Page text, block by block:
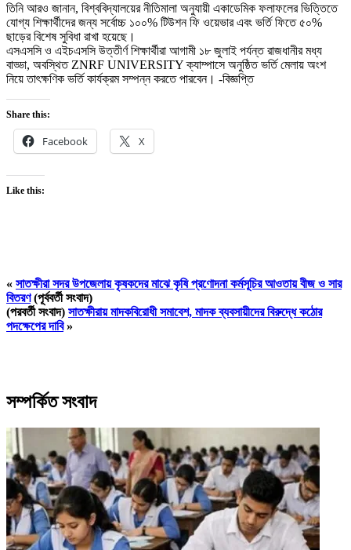
তিনি আরও জানান, বিশ্ববিদ্যালয়ের নীতিমালা অনুযায়ী একাডেমিক ফলাফলের ভিত্তিতে
যোগ্য শিক্ষার্থীদের জন্য সর্বোচ্চ ১০০% টিউশন ফি ওয়েভার এবং ভর্তি ফিতে ৫০%
ছাড়ের বিশেষ সুবিধা রাখা হয়েছে।
এসএসসি ও এইচএসসি উত্তীর্ণ শিক্ষার্থীরা আগামী ১৮ জুলাই পর্যন্ত রাজধানীর মধ্য
বাড্ডা, অবস্থিত ZNRF UNIVERSITY ক্যাম্পাসে অনুষ্ঠিত ভর্তি মেলায় অংশ
নিয়ে তাৎক্ষণিক ভর্তি কার্যক্রম সম্পন্ন করতে পারবেন। -বিজ্ঞপ্তি
Share this:
Facebook X
Like this:
« সাতক্ষীরা সদর উপজেলায় কৃষকদের মাঝে কৃষি প্রণোদনা কর্মসূচির আওতায় বীজ ও সার
বিতরণ(পূর্ববর্তী সংবাদ)
(পরবর্তী সংবাদ) সাতক্ষীরায় মাদকবিরোধী সমাবেশ, মাদক ব্যবসায়ীদের বিরুদ্ধে কঠোর
পদক্ষেপের দাবি»
সম্পর্কিত সংবাদ